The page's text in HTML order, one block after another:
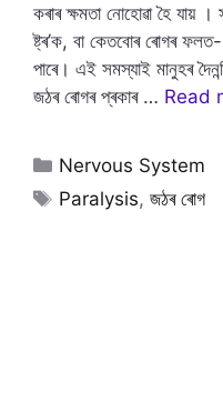
কৰাৰ ক্ষমতা নোহোৱা হৈ যায়
ষ্ট্ৰ’ক, বা কেতবোৰ ৰোগৰ
পাৰে। এই সমস্যাই মানুহৰ
জঠৰ ৰোগৰ প্ৰকাৰ … Read
Categories
Nervous System
Tags
Paralysis,জঠৰ ৰোগ